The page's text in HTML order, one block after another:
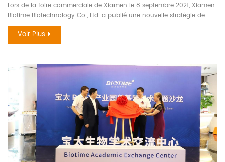
Lors de la foire commerciale de Xiamen le 8 septembre 2021, Xiamen
Biotime Biotechnology Co., Ltd. a publié une nouvelle stratégie de
développement de médicaments, prévoyant d'investir plus d'un
milliard de yuans de fonds de recherche scientifique dans le
domaine médical et de la santé au cours des trois prochaines
supplémentaires pour se concentrer sur les fonds d'investissement
principalement dans le domaine médical et de la santé. Xiamen
Biotime Biotechnology a dépassé la frontière IVD et est entré dans le
domaine des nouveaux médicaments, ce qui a attiré l'attention de
l'industrie, et a rapidement atteint une coopération stratégique
étendue avec Hangzhou Adlai Nortye Biopharma Co., Ltd. et
Shanghai Medicilon Inc. Moins d'un an, au début de l'automne 2022,
Biotime Pharmaceutical (Shanghai) Co., Ltd. a été officiellement mise
en service le 8 août. Lors de la cérémonie de dévoilement, Yu
Jianping, directeur général adjoint, a prononcé un discours à la
Voir Plus